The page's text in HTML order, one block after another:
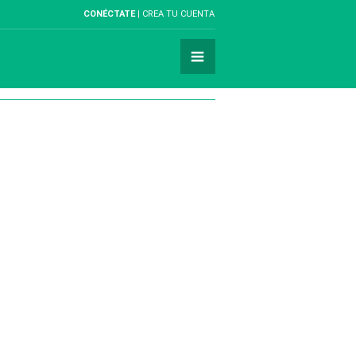
CONÉCTATE CREA TU CUENTA